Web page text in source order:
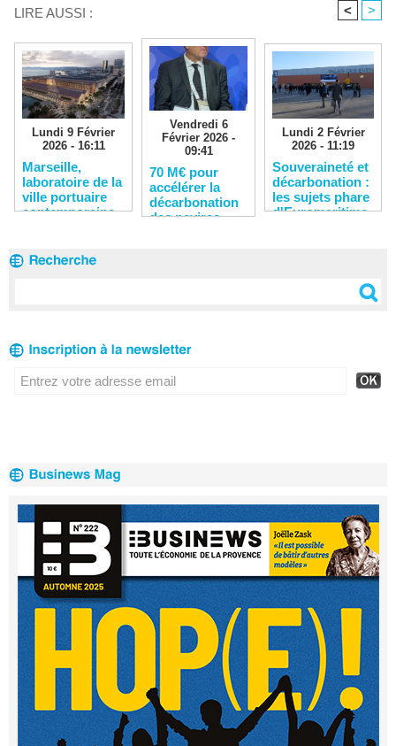
LIRE AUSSI : < >
Lundi 9 Février
2026 - 16:11
​Marseille,
laboratoire de la
ville portuaire
contemporaine
Vendredi 6
Février 2026 -
09:41
​70 M€ pour
accélérer la
décarbonation
des navires,
Lundi 2 Février
2026 - 11:19
Souveraineté et
décarbonation :
les sujets phare
d'Euromaritime